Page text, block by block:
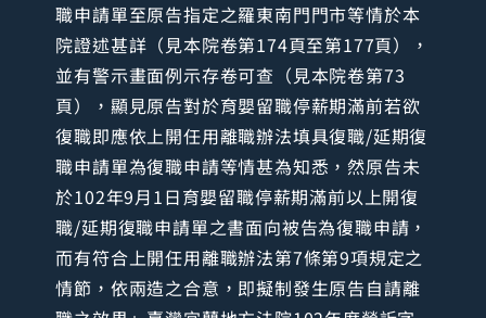
職申請單至原告指定之羅東南門門市等情於本
院證述甚詳（見本院卷第174頁至第177頁），
並有警示畫面例示存卷可查（見本院卷第73
頁），顯見原告對於育嬰留職停薪期滿前若欲
復職即應依上開任用離職辦法填具復職/延期復
職申請單為復職申請等情甚為知悉，然原告未
於102年9月1日育嬰留職停薪期滿前以上開復
職/延期復職申請單之書面向被告為復職申請，
而有符合上開任用離職辦法第7條第9項規定之
情節，依兩造之合意，即擬制發生原告自請離